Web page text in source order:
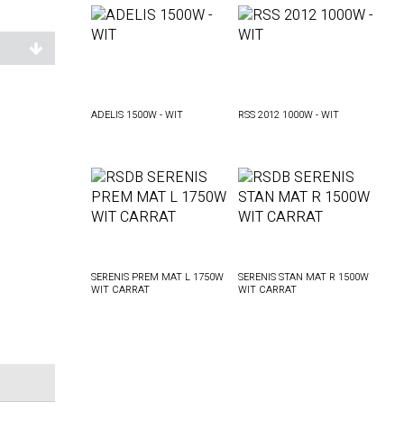
ADELIS 1500W - WIT RSS 2012 1000W - WIT
SERENIS PREM MAT L 1750W
WIT CARRAT
SERENIS STAN MAT R 1500W
WIT CARRAT